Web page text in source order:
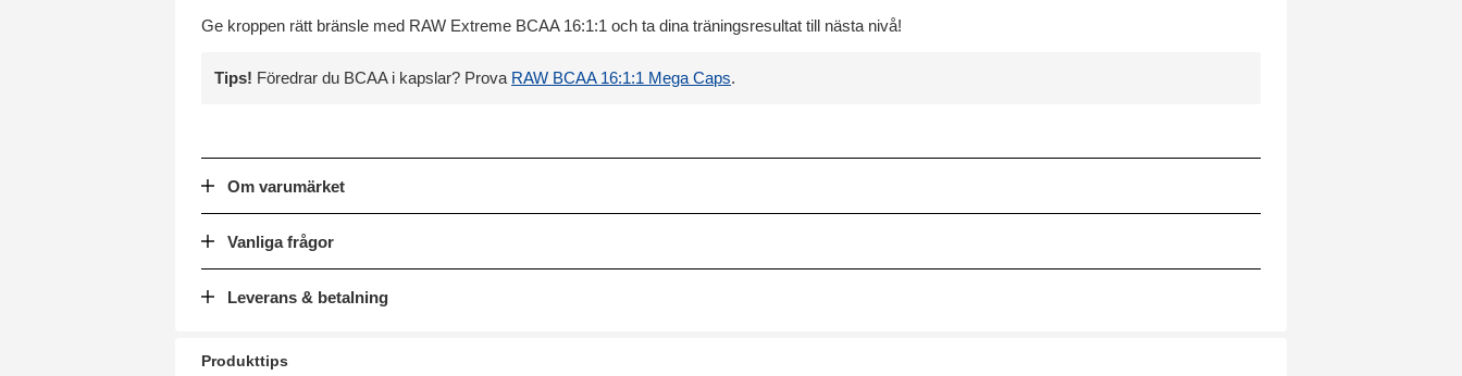
Ge kroppen rätt bränsle med RAW Extreme BCAA 16:1:1 och ta dina träningsresultat till nästa nivå!
Tips! Föredrar du BCAA i kapslar? Prova RAW BCAA 16:1:1 Mega Caps.
Om varumärket
Vanliga frågor
Leverans & betalning
Produkttips